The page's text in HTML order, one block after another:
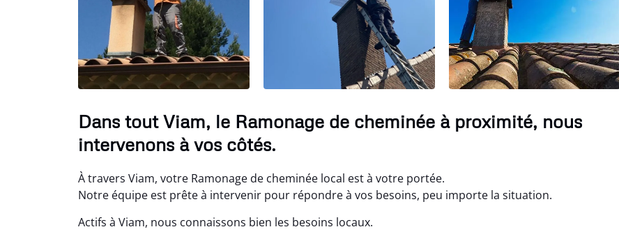
Dans tout Viam, le Ramonage de cheminée à proximité, nous
intervenons à vos côtés.
À travers Viam, votre Ramonage de cheminée local est à votre portée.
Notre équipe est prête à intervenir pour répondre à vos besoins, peu importe la situation.
Actifs à Viam, nous connaissons bien les besoins locaux.